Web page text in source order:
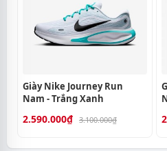
Giày Nike Journey Run
Nam - Trắng Xanh
2.590.000₫ 3.100.000₫